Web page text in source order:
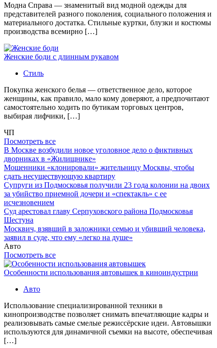
Модна Справа — знаменитый вид модной одежды для
представителей разного поколения, социального положения и
материального достатка. Стильные куртки, блузки и костюмы
производства всемирно […]
Женские боди с длинным рукавом
Стиль
Покупка женского белья — ответственное дело, которое
женщины, как правило, мало кому доверяют, а предпочитают
самостоятельно ходить по бутикам торговых центров,
выбирая лифчики, […]
ЧП
Посмотреть все
В Москве возбудили новое уголовное дело о фиктивных
дворниках в «Жилищнике»
Мошенники «клонировали» жительницу Москвы, чтобы
сдать несуществующую квартиру
Супруги из Подмосковья получили 23 года колонии на двоих
за убийство приемной дочери и «спектакль» с ее
исчезновением
Суд арестовал главу Серпуховского района Подмосковья
Шестуна
Москвич, взявший в заложники семью и убивший человека,
заявил в суде, что ему «легко на душе»
Авто
Посмотреть все
Особенности использования автовышек в киноиндустрии
Авто
Использование специализированной техники в
кинопроизводстве позволяет снимать впечатляющие кадры и
реализовывать самые смелые режиссёрские идеи. Автовышки
используются для динамичной съемки на высоте, обеспечивая
[…]